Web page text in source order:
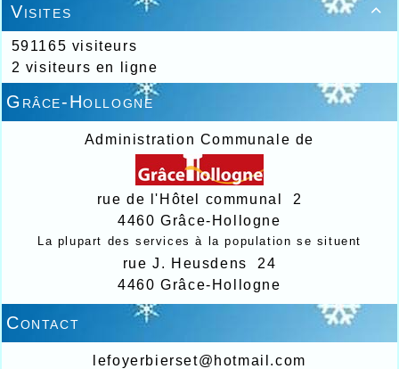

Visites
591165 visiteurs
2 visiteurs en ligne
Grâce-Hollogne
Administration Communale de
rue de l'Hôtel communal 2
4460 Grâce-Hollogne
La plupart des services à la population se situent
rue J. Heusdens 24
4460 Grâce-Hollogne
Contact
lefoyerbierset@hotmail.com